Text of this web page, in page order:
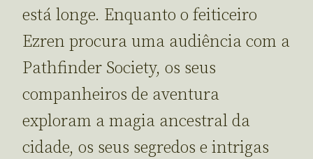
está longe. Enquanto o feiticeiro
Ezren procura uma audiência com a
Pathfinder Society, os seus
companheiros de aventura
exploram a magia ancestral da
cidade, os seus segredos e intrigas